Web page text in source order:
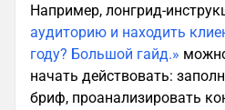
Например, лонгрид-
аудиторию и находить
году? Большой гайд.»
начать действовать:
бриф, проанализировать